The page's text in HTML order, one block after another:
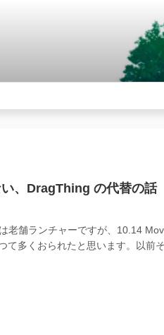
、DragThing の代替の話
老舗ランチャーですが、10.14
て多くおられたと思います。以前